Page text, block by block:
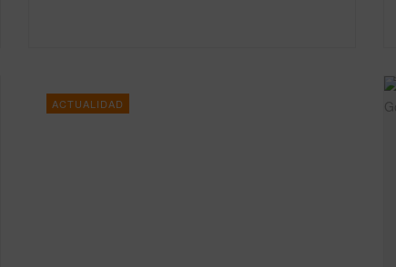
ACTUALIDAD